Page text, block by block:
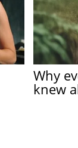
Why
knew